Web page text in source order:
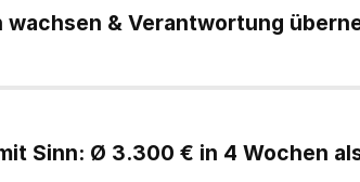
wachsen & Verantwortung
Sinn: Ø 3.300 € in 4 Wochen